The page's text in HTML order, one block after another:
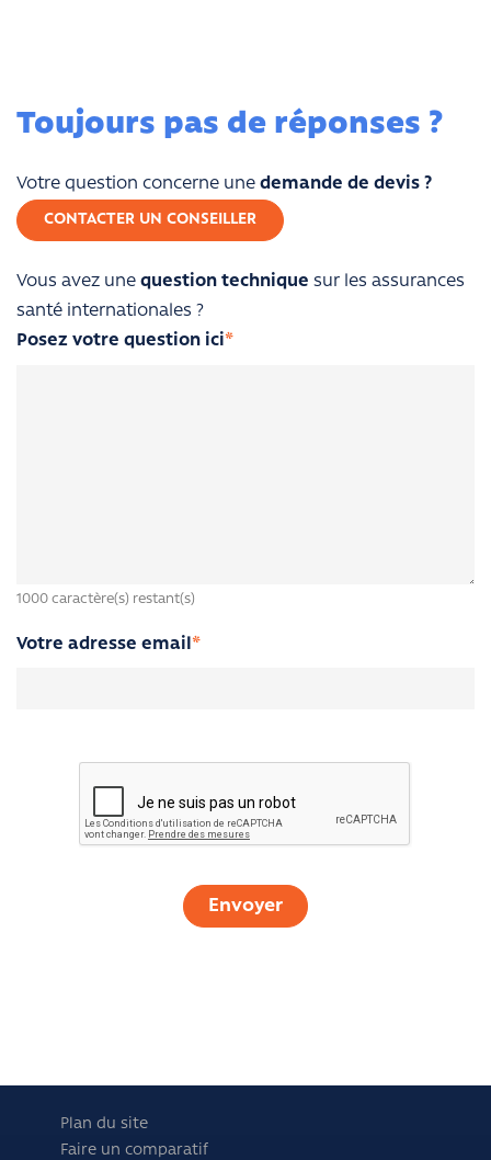
Toujours pas de réponses ?
Votre question concerne une demande de devis ?
CONTACTER UN CONSEILLER
Vous avez une question technique sur les assurances
santé internationales ?
Posez votre question ici*
1000 caractère(s) restant(s)
Votre adresse email *
Plan du site
Faire un comparatif